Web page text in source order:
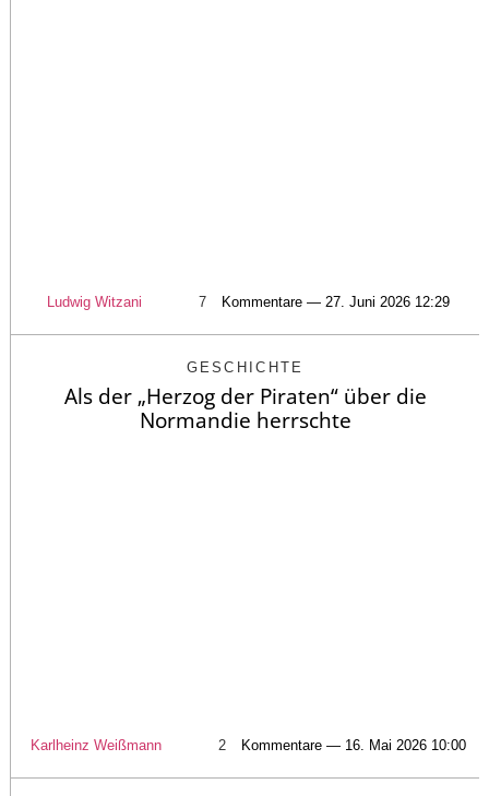
Ludwig Witzani 7 Kommentare — 27. Juni 2026 12:29
GESCHICHTE
Als der „Herzog der Piraten“ über die
Normandie herrschte
Karlheinz Weißmann 2 Kommentare — 16. Mai 2026 10:00